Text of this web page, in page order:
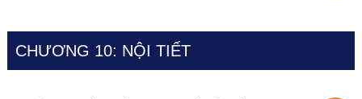
CHƯƠNG 10: NỘI TIẾT